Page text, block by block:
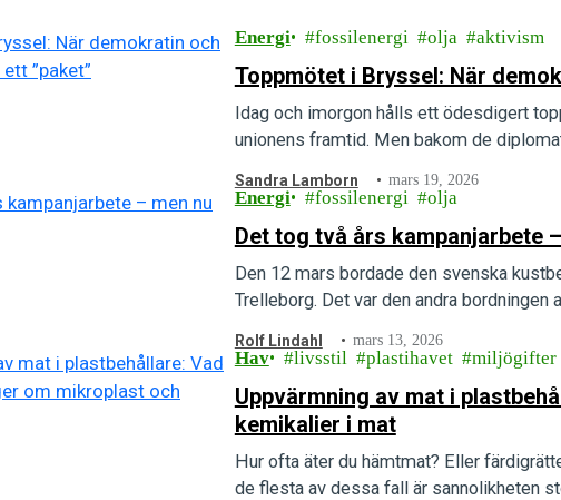
Energi fossilenergi olja aktivism
Toppmötet i Bryssel: När
Idag och imorgon hålls ett ödesdigert
unionens framtid. Men bakom de
Sandra Lamborn mars 19, 2026
Energi fossilenergi olja
Det tog två års kampanjarbete
Den 12 mars bordade den svenska
Trelleborg. Det var den andra
Rolf Lindahl mars 13, 2026
Hav livsstil plastihavet miljögifter
Uppvärmning av mat i
kemikalier i mat
Hur ofta äter du hämtmat? Eller
de flesta av dessa fall är sannolikheten